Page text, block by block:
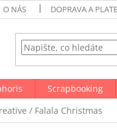
O NÁS DOPRAVA A
Scrapbooking
/ Falala Christmas